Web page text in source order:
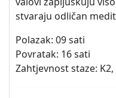
stvaraju odličan
Polazak: 09 sati
Povratak: 16 sati
Zahtjevnost staze: K2,